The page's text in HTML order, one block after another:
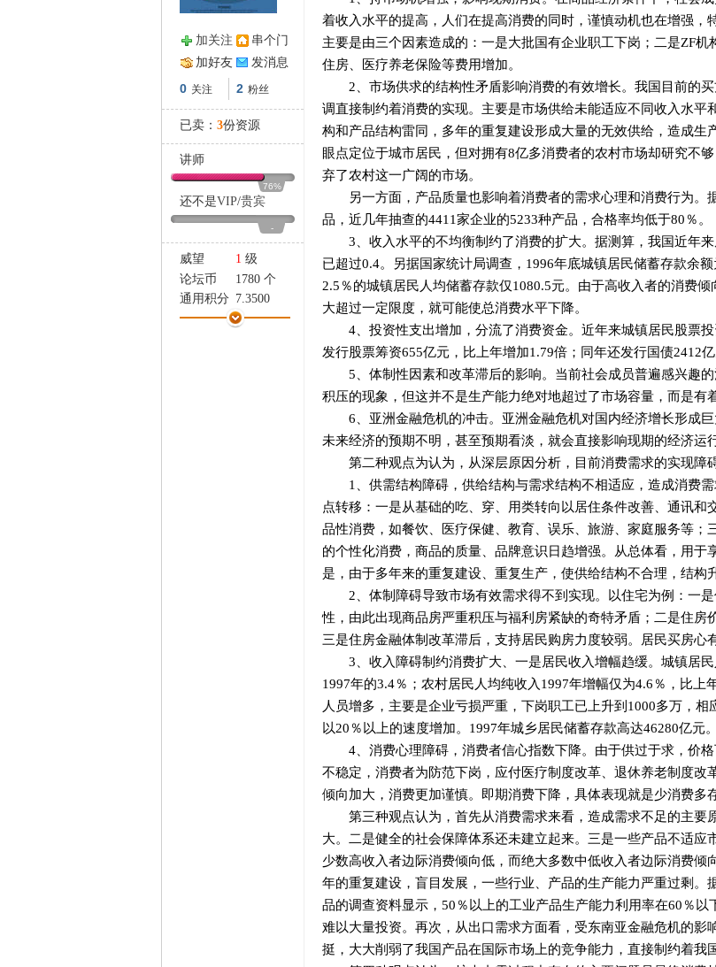
家
加关注
串个门
加好友
发消息
0 关注 2 粉丝
已卖： 3份资源
讲师
76%
还不是VIP/贵宾
-
威望 1 级
论坛币
1780 个
通用积分 7.3500
学术水平
8 点
着收入水平的提高，人们在提高消费的同时，谨慎动机也在增强
主要是由三个因素造成的：一是大批国有企业职工下岗；二是ZF
住房、医疗养老保险等费用增加。
2、市场供求的结构性矛盾影响消费的有效增长。我国目前的买
调直接制约着消费的实现。主要是市场供给未能适应不同收入水
构和产品结构雷同，多年的重复建设形成大量的无效供给，造成
眼点定位于城市居民，但对拥有8亿多消费者的农村市场却研究不
弃了农村这一广阔的市场。
另一方面，产品质量也影响着消费者的需求心理和消费行为。
品，近几年抽查的4411家企业的5233种产品，合格率均低于80％。
3、收入水平的不均衡制约了消费的扩大。据测算，我国近年来
已超过0.4。另据国家统计局调查，1996年底城镇居民储蓄存款余
2.5％的城镇居民人均储蓄存款仅1080.5元。由于高收入者的消费
大超过一定限度，就可能使总消费水平下降。
4、投资性支出增加，分流了消费资金。近年来城镇居民股票投
发行股票筹资655亿元，比上年增加1.79倍；同年还发行国债2412亿
5、体制性因素和改革滞后的影响。当前社会成员普遍感兴趣的
积压的现象，但这并不是生产能力绝对地超过了市场容量，而是有
6、亚洲金融危机的冲击。亚洲金融危机对国内经济增长形成巨
未来经济的预期不明，甚至预期看淡，就会直接影响现期的经济运
第二种观点为认为，从深层原因分析，目前消费需求的实现障
1、供需结构障碍，供给结构与需求结构不相适应，造成消费需
点转移：一是从基础的吃、穿、用类转向以居住条件改善、通讯
品性消费，如餐饮、医疗保健、教育、误乐、旅游、家庭服务等；
的个性化消费，商品的质量、品牌意识日趋增强。从总体看，用
是，由于多年来的重复建设、重复生产，使供给结构不合理，结构
2、体制障碍导致市场有效需求得不到实现。以住宅为例：一是
性，由此出现商品房严重积压与福利房紧缺的奇特矛盾；二是住房
三是住房金融体制改革滞后，支持居民购房力度较弱。居民买房心
3、收入障碍制约消费扩大、一是居民收入增幅趋缓。城镇居民
1997年的3.4％；农村居民人均纯收入1997年增幅仅为4.6％，比上
人员增多，主要是企业亏损严重，下岗职工已上升到1000多万，
以20％以上的速度增加。1997年城乡居民储蓄存款高达46280亿元。
4、消费心理障碍，消费者信心指数下降。由于供过于求，价格
不稳定，消费者为防范下岗，应付医疗制度改革、退休养老制度改
倾向加大，消费更加谨慎。即期消费下降，具体表现就是少消费多
第三种观点认为，首先从消费需求来看，造成需求不足的主要
大。二是健全的社会保障体系还未建立起来。三是一些产品不适应
少数高收入者边际消费倾向低，而绝大多数中低收入者边际消费
年的重复建设，盲目发展，一些行业、产品的生产能力严重过剩。
品的调查资料显示，50％以上的工业产品生产能力利用率在60％
难以大量投资。再次，从出口需求方面看，受东南亚金融危机的影
挺，大大削弱了我国产品在国际市场上的竞争能力，直接制约着我